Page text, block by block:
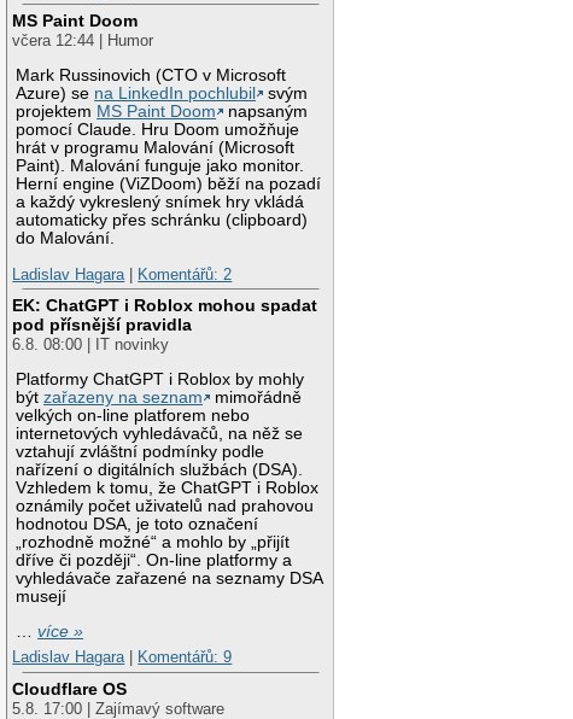
MS Paint Doom
včera 12:44 | Humor
Mark Russinovich (CTO v Microsoft
Azure) se na LinkedIn pochlubil
svým
projektem MS Paint Doom
napsaným
pomocí Claude. Hru Doom umožňuje
hrát v programu Malování (Microsoft
Paint). Malování funguje jako monitor.
Herní engine (ViZDoom) běží na pozadí
a každý vykreslený snímek hry vkládá
automaticky přes schránku (clipboard)
do Malování.
Ladislav Hagara
Komentářů: 2
EK: ChatGPT i Roblox mohou spadat
pod přísnější pravidla
6.8. 08:00 | IT novinky
Platformy ChatGPT i Roblox by mohly
býtzařazeny na seznam
mimořádně
velkých on-line platforem nebo
internetových vyhledávačů, na něž se
vztahují zvláštní podmínky podle
nařízení o digitálních službách (DSA).
Vzhledem k tomu, že ChatGPT i Roblox
oznámily počet uživatelů nad prahovou
hodnotou DSA, je toto označení
„rozhodně možné“ a mohlo by „přijít
dříve či později“. On-line platformy a
vyhledávače zařazené na seznamy DSA
musejí
…více »
Ladislav Hagara| Komentářů: 9
Cloudflare OS
5.8. 17:00 | Zajímavý software